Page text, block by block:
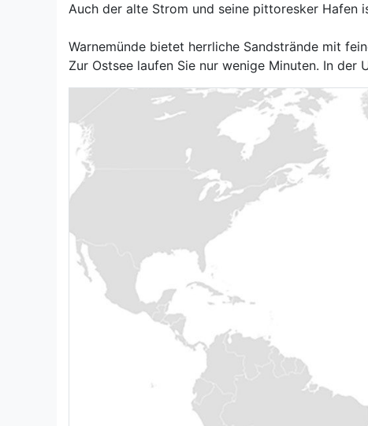
Auch der alte Strom und seine pittoresker Hafen
Warnemünde bietet herrliche Sandstrände mit
Zur Ostsee laufen Sie nur wenige Minuten. In